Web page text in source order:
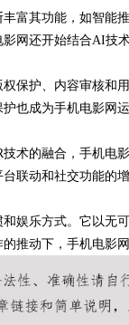
富其功能，如智能
网还开始结合AI技
保护、内容审核和
也成为手机电影网
术的融合，手机电
联动和社交功能的
娱乐方式。它以无
推动下，手机电影